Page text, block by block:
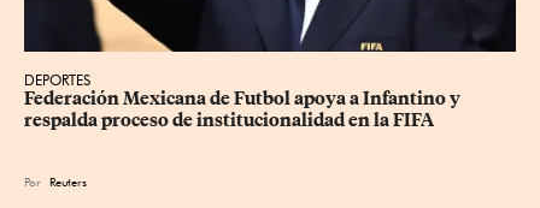
DEPORTES
Federación Mexicana de Futbol apoya a Infantino y
respalda proceso de institucionalidad en la FIFA
Por Reuters